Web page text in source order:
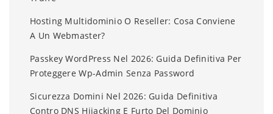
Hosting Multidominio O Reseller: Cosa Conviene
A Un Webmaster?
Passkey WordPress Nel 2026: Guida Definitiva Per
Proteggere Wp-Admin Senza Password
Sicurezza Domini Nel 2026: Guida Definitiva
Contro DNS Hijacking E Furto Del Dominio